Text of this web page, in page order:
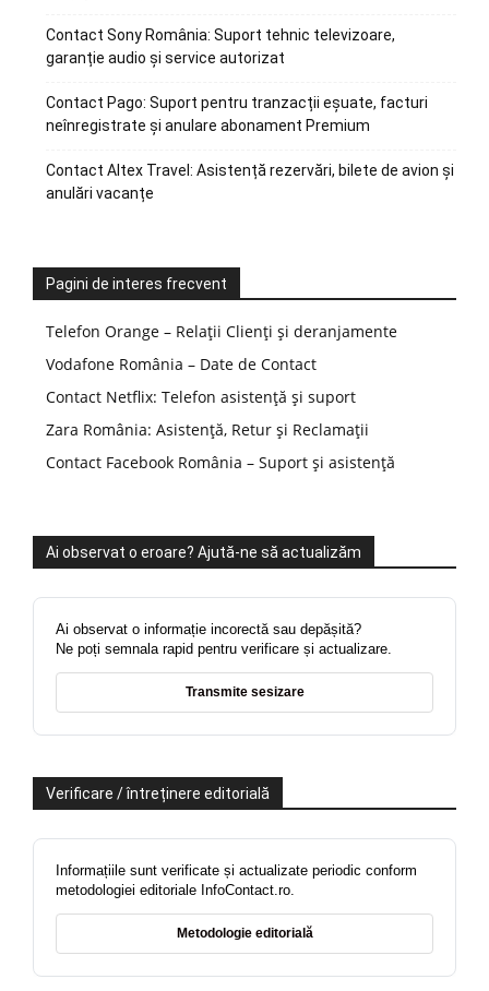
Contact Sony România: Suport tehnic televizoare,
garanție audio și service autorizat
Contact Pago: Suport pentru tranzacții eșuate, facturi
neînregistrate și anulare abonament Premium
Contact Altex Travel: Asistență rezervări, bilete de avion și
anulări vacanțe
Pagini de interes frecvent
Telefon Orange – Relații Clienți și deranjamente
Vodafone România – Date de Contact
Contact Netflix: Telefon asistență și suport
Zara România: Asistență, Retur și Reclamații
Contact Facebook România – Suport și asistență
Ai observat o eroare? Ajută-ne să actualizăm
Ai observat o informație incorectă sau depășită?
Ne poți semnala rapid pentru verificare și actualizare.
Transmite sesizare
Verificare / întreținere editorială
Informațiile sunt verificate și actualizate periodic conform
metodologiei editoriale InfoContact.ro.
Metodologie editorială